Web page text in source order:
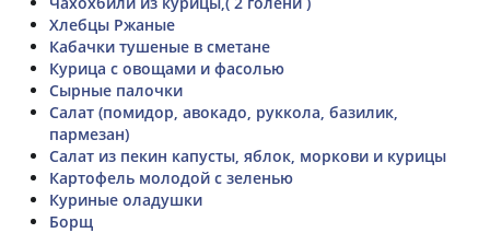
Хлебцы Ржаные
Кабачки тушеные в сметане
Курица с овощами и фасолью
Сырные палочки
Салат (помидор, авокадо, руккола, базилик,
пармезан)
Салат из пекин капусты, яблок, моркови и курицы
Картофель молодой с зеленью
Куриные оладушки
Борщ